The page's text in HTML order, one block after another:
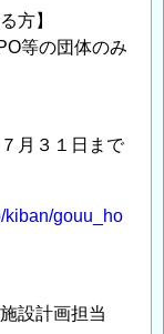
方】
等の団体のみ
月３１日まで
kiban/gouu_ho
設計画担当